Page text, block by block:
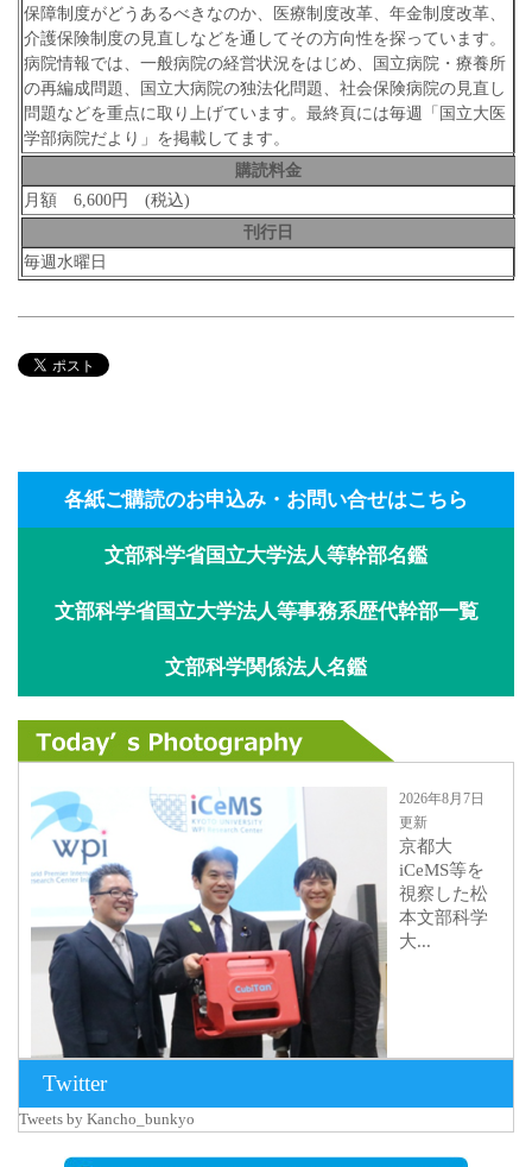
保障制度がどうあるべきなのか、医療制度改革、年金制度改革、
介護保険制度の見直しなどを通してその方向性を探っています。
病院情報では、一般病院の経営状況をはじめ、国立病院・療養所
の再編成問題、国立大病院の独法化問題、社会保険病院の見直し
問題などを重点に取り上げています。最終頁には毎週「国立大医
学部病院だより」を掲載してます。
購読料金
月額 6,600円 (税込)
刊行日
毎週水曜日
各紙ご購読のお申込み・お問い合せはこちら
文部科学省国立大学法人等幹部名鑑
文部科学省国立大学法人等事務系歴代幹部一覧
文部科学関係法人名鑑
2026年8月7日
更新
京都大
iCeMS等を
視察した松
本文部科学
大...
2026年8月5日
Twitter
Tweets by Kancho_bunkyo